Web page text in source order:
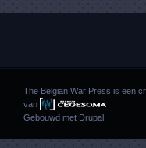
The Belgian War Press is een
van
Gebouwd met Drupal